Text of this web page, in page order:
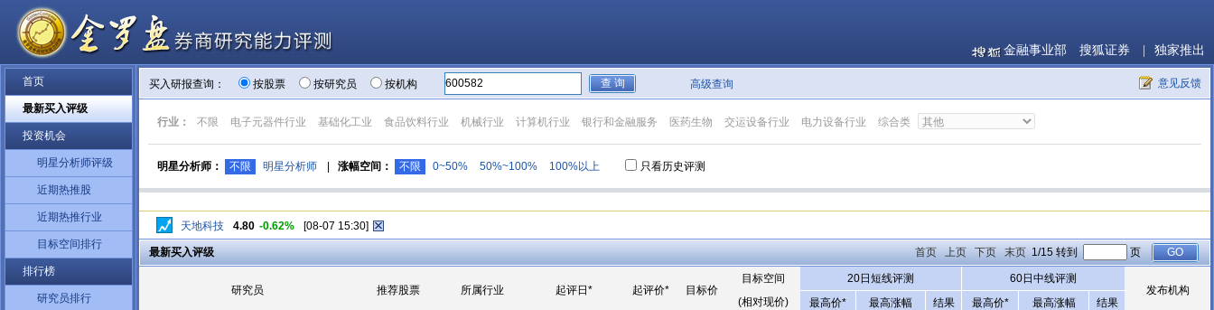
金融事业部 搜狐证券 独家推出
首页
最新买入评级
投资机会
明星分析师评级
近期热推股
近期热推行业
目标空间排行
排行榜
研究员排行
买入研报查询： 按股票 按研究员 按机构 高级查询 意见反馈
行业： 不限 电子元器件行业 基础化工业 食品饮料行业 机械行业 计算机行业 银行和金融服务 医药生物 交运设备行业 电力设备行业 综合类
明星分析师： 不限 明星分析师 涨幅空间： 不限 0~50% 50%~100% 100%以上 只看历史评测
天地科技 4.80 -0.62% [08-07 15:30]
首页 上页 下页 末页 1/15 转到 页
最新买入评级
研究员 推荐股票 所属行业 起评日* 起评价* 目标价
目标空间
(相对现价)
20日短线评测
60日中线评测
发布机构
最高价*
最高涨幅 结果 最高价* 最高涨幅 结果